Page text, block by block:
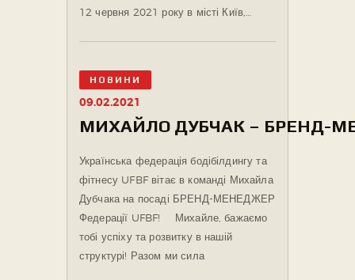
12 червня 2021 року в місті Київ,…
НОВИНИ
09.02.2021
МИХАЙЛО ДУБЧАК – БРЕНД-
Українська федерація бодібілдингу та
фітнесу UFBF вітає в команді Михайла
Дубчака на посаді БРЕНД-МЕНЕДЖЕР
Федерації UFBF! ⠀ Михайле, бажаємо
тобі успіху та розвитку в нашій
структурі! Разом ми сила